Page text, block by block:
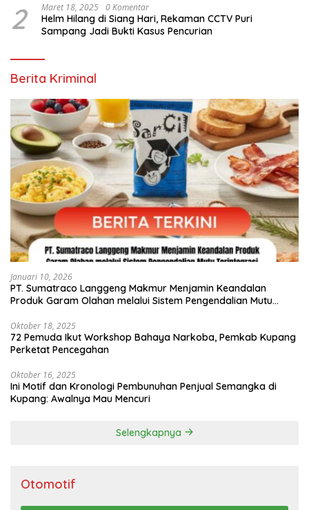
Kegiatan Paskah
2 Maret 18, 2025 0 Komentar
Helm Hilang di Siang Hari, Rekaman CCTV Puri
Sampang Jadi Bukti Kasus Pencurian
Berita Kriminal
Januari 10, 2026
PT. Sumatraco Langgeng Makmur Menjamin Keandalan
Produk Garam Olahan melalui Sistem Pengendalian Mutu
Oktober 18, 2025
72 Pemuda Ikut Workshop Bahaya Narkoba, Pemkab Kupang
Perketat Pencegahan
Oktober 16, 2025
Ini Motif dan Kronologi Pembunuhan Penjual Semangka di
Kupang: Awalnya Mau Mencuri
Selengkapnya
Otomotif